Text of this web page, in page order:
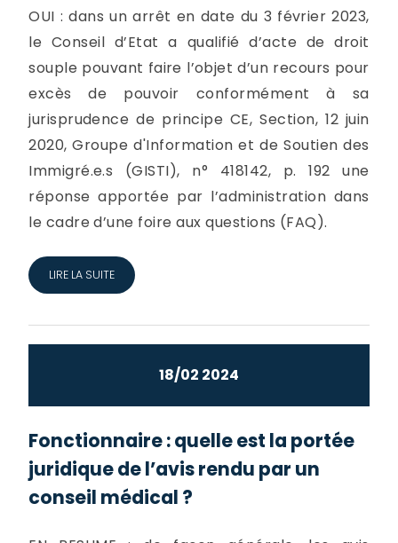
OUI : dans un arrêt en date du 3 février 2023,
le Conseil d’Etat a qualifié d’acte de droit
souple pouvant faire l’objet d’un recours pour
excès de pouvoir conformément à sa
jurisprudence de principe CE, Section, 12 juin
2020, Groupe d'Information et de Soutien des
Immigré.e.s (GISTI), n° 418142, p. 192 une
réponse apportée par l’administration dans
le cadre d’une foire aux questions (FAQ).
LIRE LA SUITE
18/02 2024
Fonctionnaire : quelle est la portée
juridique de l’avis rendu par un
conseil médical ?